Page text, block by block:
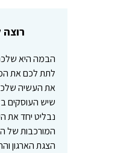
ת
הבמה היא
לתת לכם את
את העשיה
שיש העוסקים
נבליט יחד את
המורכבות של
הצגת הארגון